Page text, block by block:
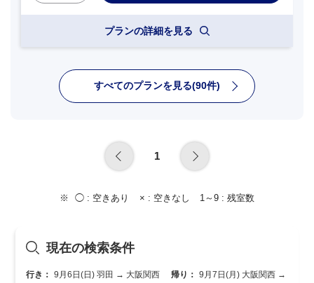
プランの詳細を見る
すべてのプランを見る(90件)
1
◯ : 空きあり × : 空きなし 1～9 : 残室数
現在の検索条件
行き： 9月6日(日) 羽田 → 大阪関西 帰り： 9月7日(月) 大阪関西 →